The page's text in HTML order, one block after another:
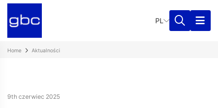
PL
Home Aktualności
9th czerwiec 2025